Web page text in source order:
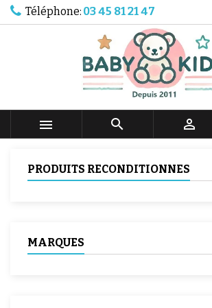
Téléphone: 03 45 81 21 47
  
PRODUITS RECONDITIONNES
MARQUES